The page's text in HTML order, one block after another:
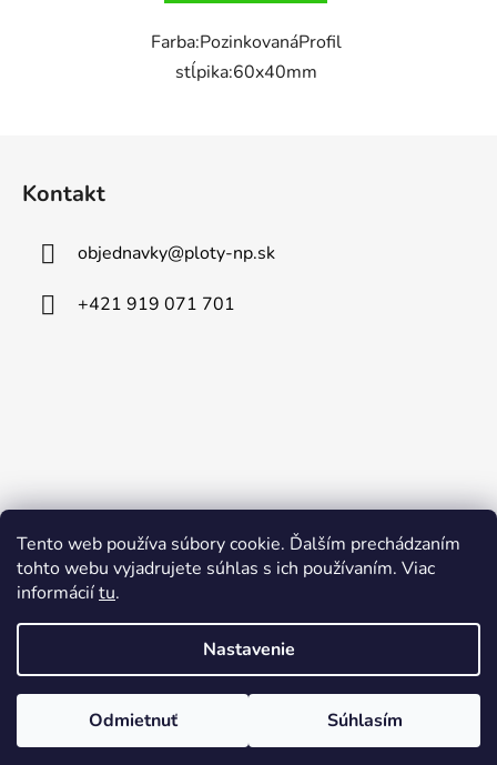
Tento web používa súbory cookie. Ďalším prechádzaním
tohto webu vyjadrujete súhlas s ich používaním. Viac
informáciítu.
Nastavenie
Odmietnuť Súhlasím
Farba:PozinkovanáProfil
stĺpika:60x40mm
Kontakt
objednavky@ploty-np.sk
+421 919 071 701
Vytvoril Shoptet
Copyright 2026PLOTY-NP. Všetky práva vyhradené.